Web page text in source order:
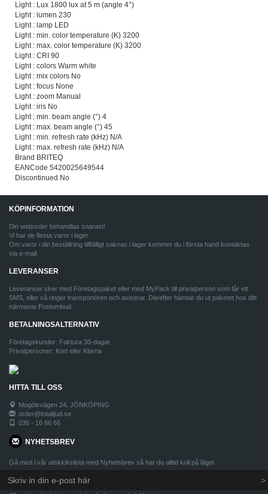
Light : Lux 1800 lux at 5 m (angle 4°)
Light : lumen 230
Light : lamp LED
Light : min. color temperature (K) 3200
Light : max. color temperature (K) 3200
Light : CRI 90
Light : colors Warm white
Light : mix colors No
Light : focus None
Light : zoom Manual
Light : iris No
Light : min. beam angle (°) 4
Light : max. beam angle (°) 45
Light : min. refresh rate (kHz) N/A
Light : max. refresh rate (kHz) N/A
Brand BRITEQ
EANCode 5420025649544
Discontinued No
KÖPINFORMATION
Din weborder behandlas snarast!
Vi har de flesta varor i lager.
Om varor i din beställning tillfälligt saknas i lager kommer du i första hand kontaktas
via e-mail.
LEVERANSER
Leveranser sker med Företagspaket eller med MyPack till privatperson som får ett
SMS, eller så ringer transportören och aviserar. Därefter hämtar du ut paketet hos ditt
närmaste Postombud.
BETALNINGSALTERNATIV
Företagskunder: Faktura 30-dagar
Privatpersoner: Kort eller Klarna
HITTA TILL OSS
Mogölsvägen 24, JÖNKÖPING
order@totalljud.se
036 - 16 66 66
NYHETSBREV
Gå med i vår utskickslista med Nyhetsbrev så har du alltid koll på läget